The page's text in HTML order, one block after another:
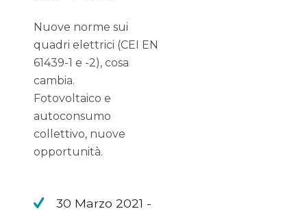
Nuove norme sui
quadri elettrici (CEI EN
61439-1 e -2), cosa
cambia.
Fotovoltaico e
autoconsumo
collettivo, nuove
opportunità.
30 Marzo 2021 -